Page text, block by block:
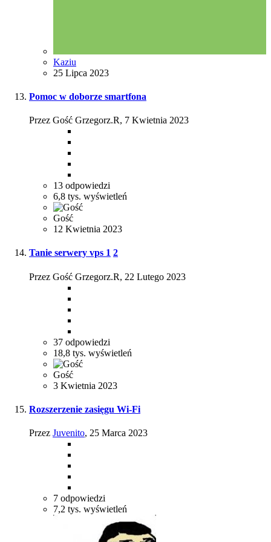
Kaziu
25 Lipca 2023
Pomoc w doborze smartfona
Przez Gość Grzegorz.R, 7 Kwietnia 2023
13 odpowiedzi
6,8 tys. wyświetleń
Gość
12 Kwietnia 2023
Tanie serwery vps 1 2
Przez Gość Grzegorz.R, 22 Lutego 2023
37 odpowiedzi
18,8 tys. wyświetleń
Gość
3 Kwietnia 2023
Rozszerzenie zasięgu Wi-Fi
Przez Juvenito, 25 Marca 2023
7 odpowiedzi
7,2 tys. wyświetleń